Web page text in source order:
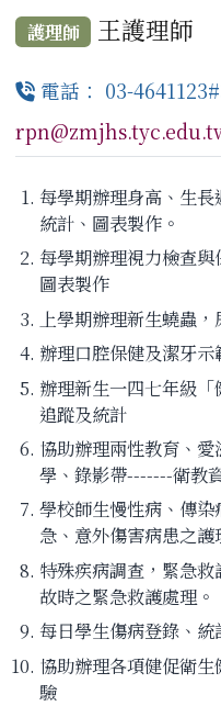
護理師 王護理師
電話： 03-
每學期辦理身高、生長
統計、圖表製作。
每學期辦理視力檢查與
圖表製作
上學期辦理新生蟯蟲
辦理口腔保健及潔牙
辦理新生一四七年級
追蹤及統計
協助辦理兩性教育、
學、錄影帶-------衛教
學校師生慢性病、傳
急、意外傷害病患之護
特殊疾病調查，緊急
故時之緊急救護處理。
每日學生傷病登錄、統
協助辦理各項健促衛
驗